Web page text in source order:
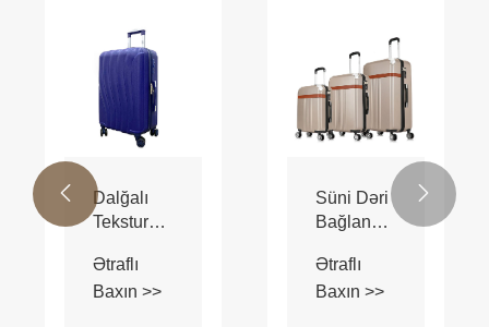
Toxunmuş
Çanta
Teksturalı
Baqaj
Baxın >>
Sərin
ABS
baqajı
 